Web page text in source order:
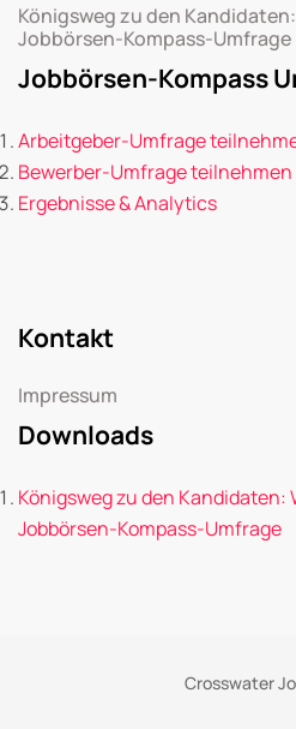
Königsweg zu den
Jobbörsen-Kompass-Umfrage
Jobbörsen-Kompass
Arbeitgeber-Umfrage
Bewerber-Umfrage teilnehmen
Ergebnisse & Analytics
Kontakt
Impressum
Downloads
Königsweg zu den
Jobbörsen-Kompass-Umfrage
Crosswater